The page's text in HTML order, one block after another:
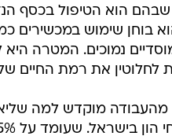
הוא הטיפול בכסף
נמוכים. המטרה
לחלוטין את רמת החיים
מהעבודה מוקדש למה